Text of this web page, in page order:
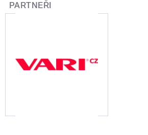
PARTNEŘI